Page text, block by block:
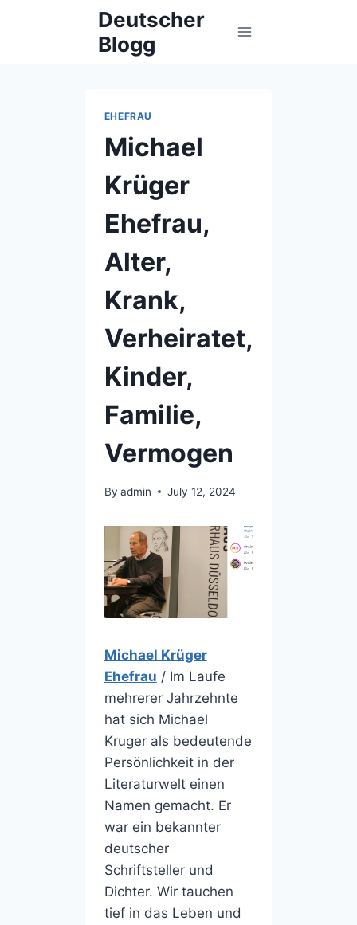
Deutscher
Blogg
EHEFRAU
Michael
Krüger
Ehefrau,
Alter,
Krank,
Verheiratet,
Kinder,
Familie,
Vermogen
By admin July 12, 2024
Michael Krüger
Ehefrau / Im Laufe
mehrerer Jahrzehnte
hat sich Michael
Kruger als bedeutende
Persönlichkeit in der
Literaturwelt einen
Namen gemacht. Er
war ein bekannter
deutscher
Schriftsteller und
Dichter. Wir tauchen
tief in das Leben und